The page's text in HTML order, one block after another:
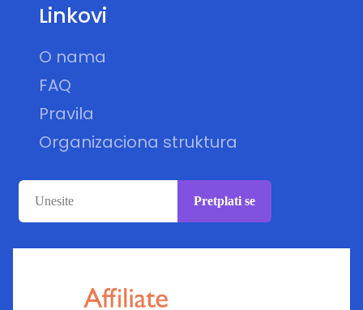
Linkovi
O nama
FAQ
Pravila
Organizaciona struktura
Pretplati se